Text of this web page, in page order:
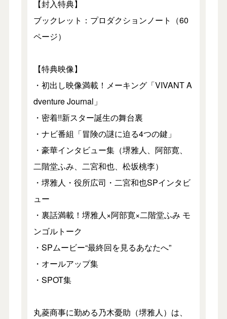
【封入特典】
ブックレット：プロダクションノート（60
ページ）
【特典映像】
・初出し映像満載！メーキング「VIVANT A
dventure Journal」
・密着!!新スター誕生の舞台裏
・ナビ番組「冒険の謎に迫る4つの鍵」
・豪華インタビュー集（堺雅人、阿部寛、
二階堂ふみ、二宮和也、松坂桃李）
・堺雅人・役所広司・二宮和也SPインタビ
ュー
・裏話満載！堺雅人×阿部寛×二階堂ふみ モ
ンゴルトーク
・SPムービー“最終回を見るあなたへ”
・オールアップ集
・SPOT集
丸菱商事に勤める乃木憂助（堺雅人）は、